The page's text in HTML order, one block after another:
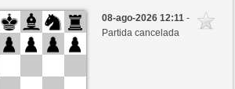
(1522) (+13)
(1454) (-13)
08-ago-2026 12:11-
Partida cancelada